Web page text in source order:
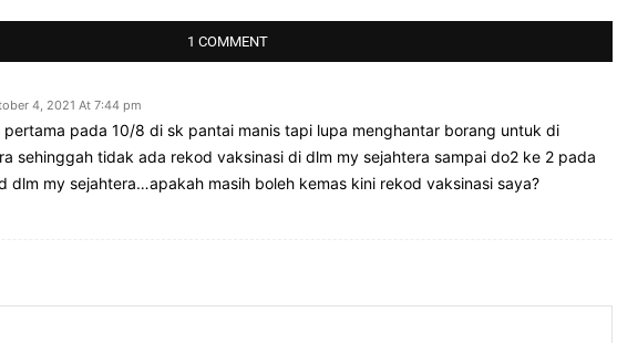
1 COMMENT
4, 2021 At 7:44 pm
pada 10/8 di sk pantai manis tapi lupa menghantar borang untuk di
sehinggah tidak ada rekod vaksinasi di dlm my sejahtera sampai do2 ke 2 pada
dlm my sejahtera…apakah masih boleh kemas kini rekod vaksinasi saya?